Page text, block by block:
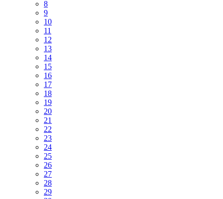
8
9
10
11
12
13
14
15
16
17
18
19
20
21
22
23
24
25
26
27
28
29